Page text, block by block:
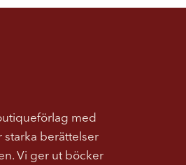
med
berättelser
Vi ger ut böcker